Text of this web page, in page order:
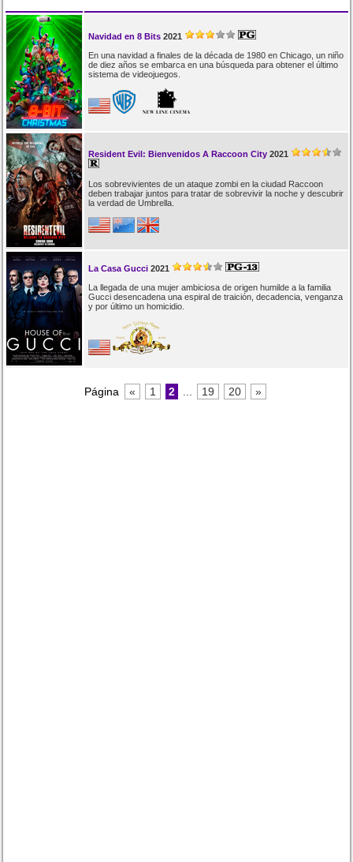
Navidad en 8 Bits 2021
En una navidad a finales de la década de 1980 en Chicago, un niño
de diez años se embarca en una búsqueda para obtener el último
sistema de videojuegos.
Resident Evil: Bienvenidos A Raccoon City 2021
Los sobrevivientes de un ataque zombi en la ciudad Raccoon
deben trabajar juntos para tratar de sobrevivir la noche y descubrir
la verdad de Umbrella.
La Casa Gucci 2021
La llegada de una mujer ambiciosa de origen humilde a la familia
Gucci desencadena una espiral de traición, decadencia, venganza
y por último un homicidio.
Página « 1 2 19 20 »